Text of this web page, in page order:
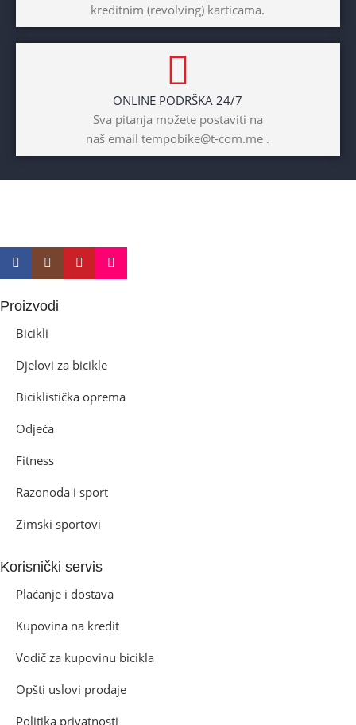
Prednji amotrizer
Disk mehanički
kreditnim (revolving) karticama.
ONLINE PODRŠKA 24/7
Sva pitanja možete postaviti na
naš email tempobike@t-com.me .
Proizvodi
Bicikli
Djelovi za bicikle
Biciklistička oprema
Odjeća
Fitness
Razonoda i sport
Zimski sportovi
Korisnički servis
Plaćanje i dostava
Kupovina na kredit
Vodič za kupovinu bicikla
Opšti uslovi prodaje
Politika privatnosti